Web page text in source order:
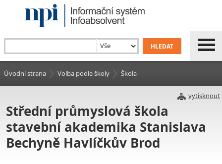
Úvodní strana Volba podle školy Škola
vytisknout
Střední průmyslová škola
stavební akademika Stanislava
Bechyně Havlíčkův Brod